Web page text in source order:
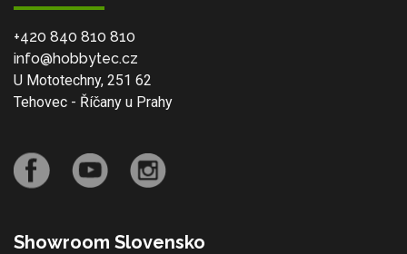
+420 840 810 810
info@hobbytec.cz
U Mototechny, 251 62
Tehovec - Říčany u Prahy
Showroom Slovensko